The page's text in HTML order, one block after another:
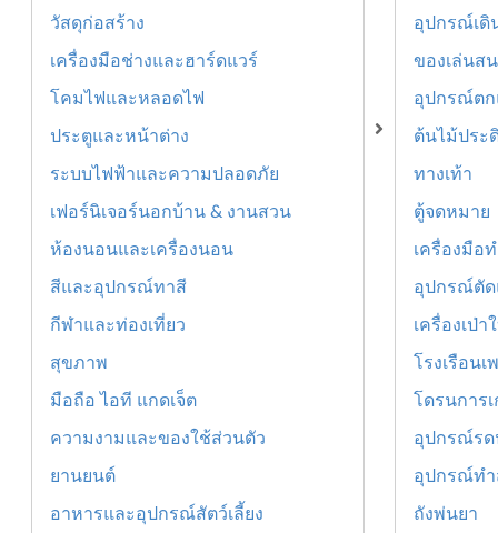
วัสดุก่อสร้าง
เครื่องมือช่างและฮาร์ดแวร์
โคมไฟและหลอดไฟ
ประตูและหน้าต่าง
ระบบไฟฟ้าและความปลอดภัย
เฟอร์นิเจอร์นอกบ้าน & งานสวน
ห้องนอนและเครื่องนอน
สีและอุปกรณ์ทาสี
กีฬาและท่องเที่ยว
สุขภาพ
มือถือ ไอที แกดเจ็ต
ความงามและของใช้ส่วนตัว
ยานยนต์
อาหารและอุปกรณ์สัตว์เลี้ยง
อุปกรณ์เดิ
ของเล่นส
อุปกรณ์ตก
ต้นไม้ประ
ทางเท้า
ตู้จดหมาย
เครื่องมือ
อุปกรณ์ตัด
เครื่องเป่า
โรงเรือนเ
โดรนการ
อุปกรณ์รด
อุปกรณ์ทำ
ถังพ่นยา